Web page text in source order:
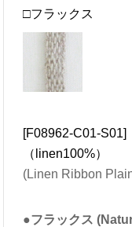
□フラックス
[F08962-C01-
（linen100%）
(Linen Ribbon
●フラックス